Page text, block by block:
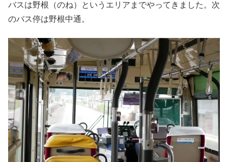
バスは野根（のね）というエリアまでやってきました。次
のバス停は野根中通。